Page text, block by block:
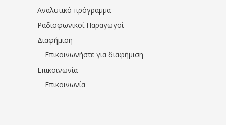
Αναλυτικό πρόγραμμα
Ραδιοφωνικοί Παραγωγοί
Διαφήμιση
Επικοινωνήστε για διαφήμιση
Επικοινωνία
Επικοινωνία